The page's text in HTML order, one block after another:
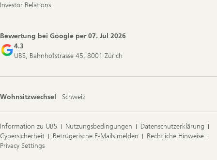
Investor Relations
Bewertung bei Google per07. Jul 2026
4.3
UBS, Bahnhofstrasse 45, 8001 Zürich
Wohnsitzwechsel Schweiz
Information zu UBS Nutzungsbedingungen
Datenschutzerklärung
Cybersicherheit
Betrügerische E-Mails melden
Rechtliche Hinweise
Privacy Settings